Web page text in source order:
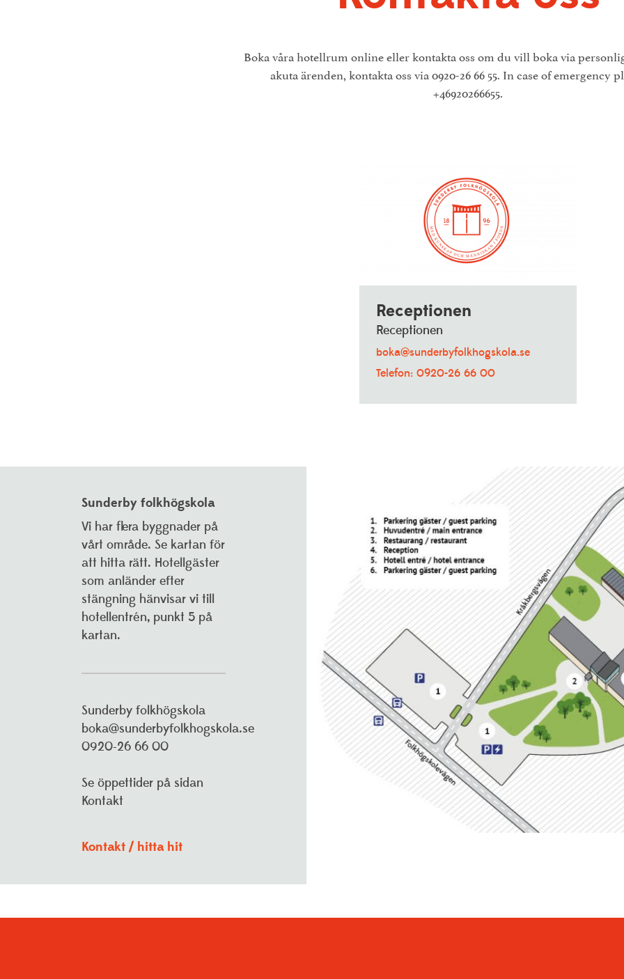
Boka våra hotellrum online eller kontakta oss om du vill boka via
akuta ärenden, kontakta oss via 0920-26 66 55. In case of emergency
+46920266655.
Receptionen
Receptionen
boka@sunderbyfolkhogskola.se
Telefon: 0920-26 66 00
Sunderby folkhögskola
Vi har flera byggnader på
vårt område. Se kartan för
att hitta rätt. Hotellgäster
som anländer efter
stängning hänvisar vi till
hotellentrén, punkt 5 på
kartan.
Sunderby folkhögskola
boka@sunderbyfolkhogskola.se
0920-26 66 00
Se öppettider på sidan
Kontakt
Kontakt / hitta hit